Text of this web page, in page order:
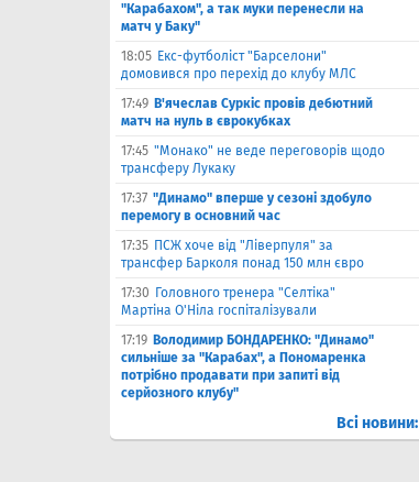
"Карабахом", а так муки перенесли на
матч у Баку"
18:05 Екс-футболіст "Барселони"
домовився про перехід до клубу МЛС
17:49 В'ячеслав Суркіс провів дебютний
матч на нуль в єврокубках
17:45 "Монако" не веде переговорів щодо
трансферу Лукаку
17:37 "Динамо" вперше у сезоні здобуло
перемогу в основний час
17:35 ПСЖ хоче від "Ліверпуля" за
трансфер Барколя понад 150 млн євро
17:30 Головного тренера "Селтіка"
Мартіна О'Ніла госпіталізували
17:19 Володимир БОНДАРЕНКО: "Динамо"
сильніше за "Карабах", а Пономаренка
потрібно продавати при запиті від
серйозного клубу"
Всі новини: